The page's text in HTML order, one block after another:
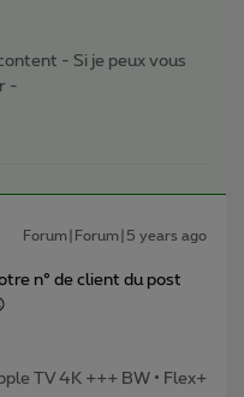
- Si je peux vous
-
Forum|Forum|5 years ago
n° de client du post
TV 4K +++ BW • Flex+